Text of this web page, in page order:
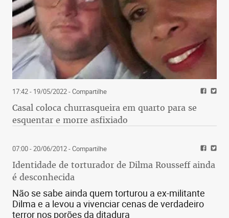
17:42 - 19/05/2022- Compartilhe
Casal coloca churrasqueira em quarto para se
esquentar e morre asfixiado
07:00 - 20/06/2012- Compartilhe
Identidade de torturador de Dilma Rousseff ainda
é desconhecida
Não se sabe ainda quem torturou a ex-militante
Dilma e a levou a vivenciar cenas de verdadeiro
terror nos porões da ditadura